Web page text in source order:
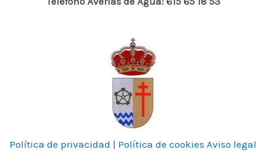
Política de privacidad | Política de cookies Aviso legal